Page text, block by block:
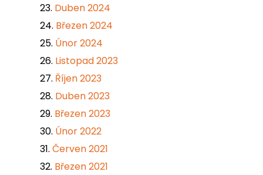
Duben 2024
Březen 2024
Únor 2024
Listopad 2023
Říjen 2023
Duben 2023
Březen 2023
Únor 2022
Červen 2021
Březen 2021